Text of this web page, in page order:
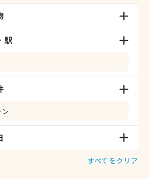
駅
すべてをクリア